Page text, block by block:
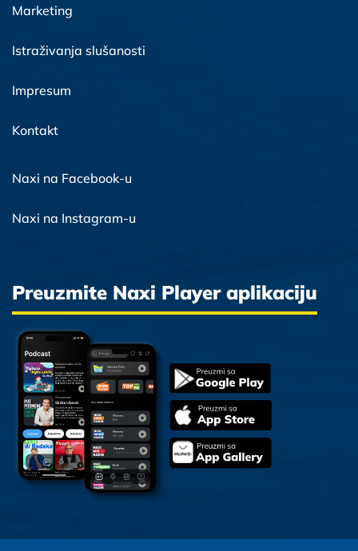
Marketing
Istraživanja slušanosti
Impresum
Kontakt
Naxi na Facebook-u
Naxi na Instagram-u
Preuzmite Naxi Player aplikaciju